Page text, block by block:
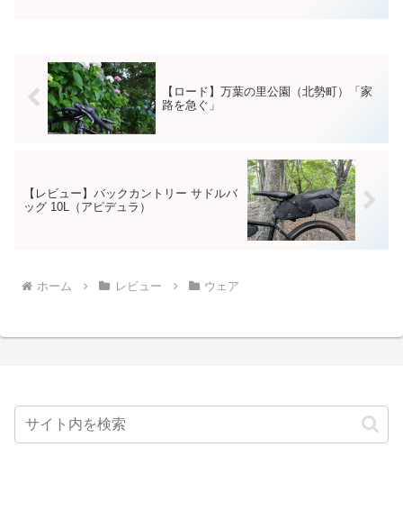
【ロード】万葉の里公園（北勢町）「家
路を急ぐ」
【レビュー】バックカントリー サドルバ
ッグ 10L（アピデュラ）
ホーム レビュー ウェア